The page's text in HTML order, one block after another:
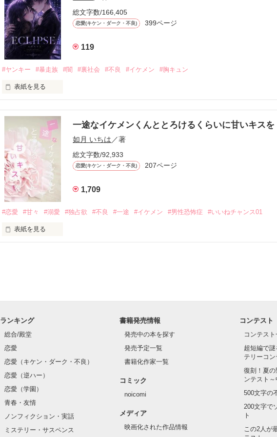
もう会うことはないと思っていたのに、
高校生になって再会した彼は、隣の学校で”王子様”と呼ばれる人気者になっていた。
他の女の子には冷たいのに
私にだけ昔と変わらない笑顔を向けてくる。
「澪ちゃん。」
それは止まっていた恋が再び動き始める合図──。
✨.ﾟ･*..☆.｡.:*✨.☆.｡.:. *:ﾟ✨.ﾟ･*..☆.｡.:*✨
人見知りだけど優しい無自覚だけどモテる
冴木澪-SaekiMio
×
基本女子に冷たいのに澪にはわんこ男子になる
篠宮光-ShinomiyaHikaru
✨.ﾟ･*..☆.｡.:*✨.☆.｡.:. *:ﾟ✨.ﾟ･*..☆.｡.:*✨
総文字数/166,405
恋愛(キケン・ダーク・不良) 399ページ
119
#ヤンキー #暴走族 #闇 #裏社会 #不良 #イケメン #胸キュン
表紙を見る
一途なイケメンくんととろけるくらいに甘いキスを
如月 いちは ／著
総文字数/92,933
恋愛(キケン・ダーク・不良) 207ページ
1,709
#恋愛 #甘々 #溺愛 #独占欲 #不良 #一途 #イケメン #男性恐怖症 #いいねチャンス01
表紙を見る
クラス替えをして隣の席になったのは────
金髪に近い明るい髪色
片耳には琥珀色のピアス
ほとんど笑顔なんて見せたことがなくてぶっきらぼう
ランキング
総合/殿堂
恋愛
恋愛（キケン・ダーク・不良）
恋愛（逆ハー）
恋愛（学園）
青春・友情
ノンフィクション・実話
ミステリー・サスペンス
書籍発売情報
発売中の本を探す
発売予定一覧
書籍化作家一覧
コミック
noicomi
メディア
映画化された作品情報
コンテスト
コンテス
超短編で
テリーコ
復刻！夏
ンテスト
500文字の
200文字で
ト
この2人が